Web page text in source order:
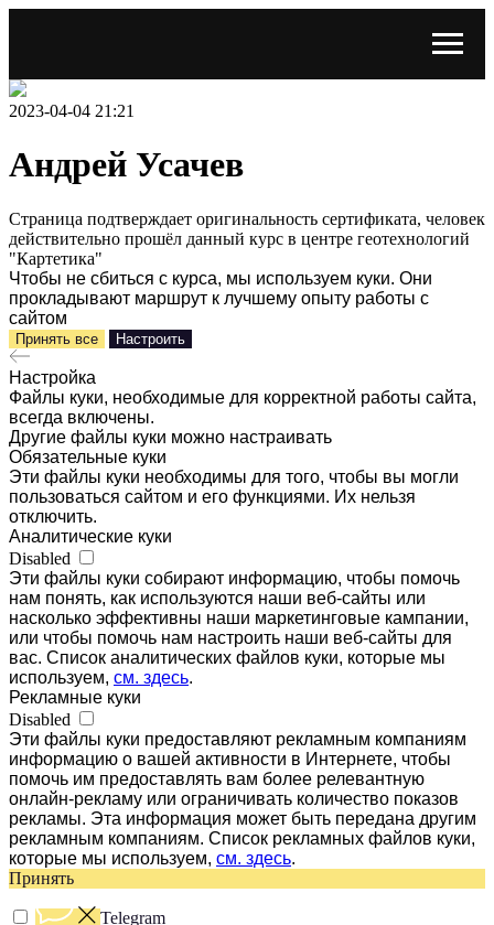
2023-04-04 21:21
Андрей Усачев
Страница подтверждает оригинальность сертификата, человек
действительно прошёл данный курс в центре геотехнологий
"Картетика"
Чтобы не сбиться с курса, мы используем куки. Они
прокладывают маршрут к лучшему опыту работы с
сайтом
Принять все Настроить
Настройка
Файлы куки, необходимые для корректной работы сайта,
всегда включены.
Другие файлы куки можно настраивать
Обязательные куки
Эти файлы куки необходимы для того, чтобы вы могли
пользоваться сайтом и его функциями. Их нельзя
отключить.
Аналитические куки
Disabled
Эти файлы куки собирают информацию, чтобы помочь
нам понять, как используются наши веб-сайты или
насколько эффективны наши маркетинговые кампании,
или чтобы помочь нам настроить наши веб-сайты для
вас. Список аналитических файлов куки, которые мы
используем, см. здесь.
Рекламные куки
Disabled
Эти файлы куки предоставляют рекламным компаниям
информацию о вашей активности в Интернете, чтобы
помочь им предоставлять вам более релевантную
онлайн-рекламу или ограничивать количество показов
рекламы. Эта информация может быть передана другим
рекламным компаниям. Список рекламных файлов куки,
которые мы используем, см. здесь.
Принять
Telegram